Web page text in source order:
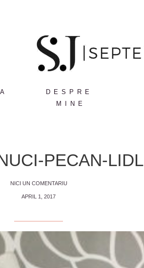
DESPRE
MINE
PECAN-LIDL
NICI UN COMENTARIU
APRIL 1, 2017